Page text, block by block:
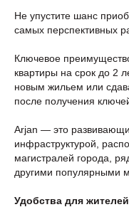
Не упустите шанс
самых перспективных
Ключевое
квартиры на срок до 2
новым жильем или
после получения
Arjan — это
инфраструктурой,
магистралей города,
другими популярными
Удобства для